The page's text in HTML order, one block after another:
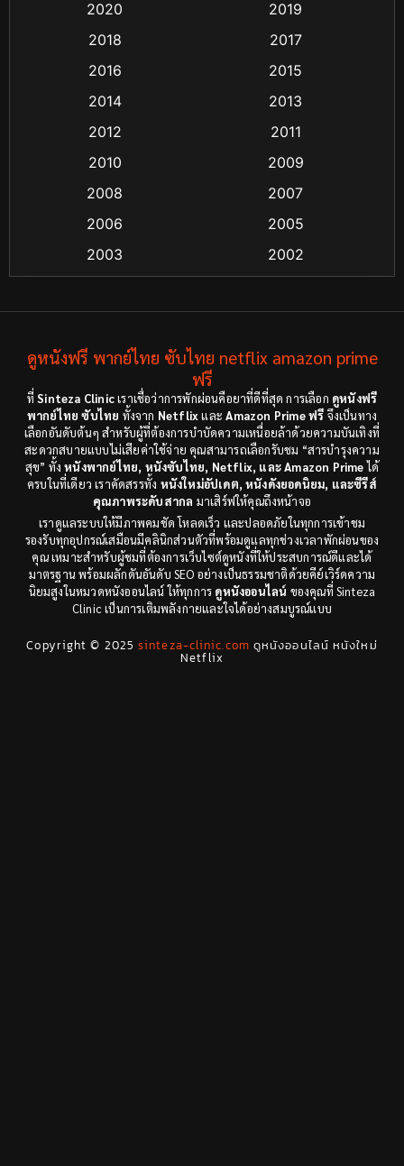
Classic หนังคลาสสิก (25)
Coming-of-age ชีวิตวัยรุ่น (13)
Crime อาชญากรรม (48)
Cult Film(4)
Dance เต้น (6)
Detective สืบสวน(18)
Disaster(9)
Disney+(8)
Documentary สารคดี(12)
Documentary สารคดี(3)
Drama ดราม่า(278)
Drama ดราม่า (29)
2020
2019
2018
2017
2016
2015
2014
2013
2012
2011
2010
2009
2008
2007
2006
2005
2003
2002
1998
1997
1971
1962
ดูหนังฟรี พากย์ไทย ซับไทย netflix amazon prime
ฟรี
ที่Sinteza Clinicเราเชื่อว่าการพักผ่อนคือยาที่ดีที่สุด การเลือก ดูหนังฟรี
พากย์ไทย ซับไทย ทั้งจาก NetflixและAmazon Prime ฟรี จึงเป็นทาง
เลือกอันดับต้นๆ สำหรับผู้ที่ต้องการบำบัดความเหนื่อยล้าด้วยความบันเทิงที่
สะดวกสบายแบบไม่เสียค่าใช้จ่าย คุณสามารถเลือกรับชม “สารบำรุงความ
สุข” ทั้งหนังพากย์ไทย, หนังซับไทย, Netflix, และ Amazon Primeได้
ครบในที่เดียว เราคัดสรรทั้ง หนังใหม่อัปเดต, หนังดังยอดนิยม, และซีรีส์
คุณภาพระดับสากล มาเสิร์ฟให้คุณถึงหน้าจอ
เราดูแลระบบให้มีภาพคมชัด โหลดเร็ว และปลอดภัยในทุกการเข้าชม
รองรับทุกอุปกรณ์เสมือนมีคลินิกส่วนตัวที่พร้อมดูแลทุกช่วงเวลาพักผ่อนของ
คุณ เหมาะสำหรับผู้ชมที่ต้องการเว็บไซต์ดูหนังที่ให้ประสบการณ์ดีและได้
มาตรฐาน พร้อมผลักดันอันดับ SEO อย่างเป็นธรรมชาติด้วยคีย์เวิร์ดความ
นิยมสูงในหมวดหนังออนไลน์ ให้ทุกการ ดูหนังออนไลน์ ของคุณที่ Sinteza
Clinic เป็นการเติมพลังกายและใจได้อย่างสมบูรณ์แบบ
Copyright © 2025sinteza-clinic.com ดูหนังออนไลน์ หนังใหม่
Netflix